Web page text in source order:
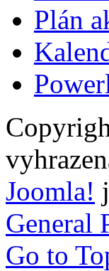
Plán
Joomla!
General
Go to